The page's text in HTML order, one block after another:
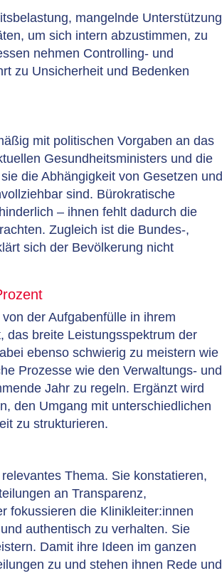
mangelnde Unterstützung
um sich intern abzustimmen, zu
nehmen Controlling- und
zu Unsicherheit und Bedenken
mit politischen Vorgaben an das
Gesundheitsministers und die
die Abhängigkeit von Gesetzen und
sind. Bürokratische
– ihnen fehlt dadurch die
Zugleich ist die Bundes-,
sich der Bevölkerung nicht
der Aufgabenfülle in ihrem
das breite Leistungsspektrum der
ebenso schwierig zu meistern wie
Prozesse wie den Verwaltungs- und
Jahr zu regeln. Ergänzt wird
den Umgang mit unterschiedlichen
zu strukturieren.
Thema. Sie konstatieren,
an Transparenz,
fokussieren die Klinikleiter:innen
authentisch zu verhalten. Sie
Damit ihre Ideen im ganzen
zu und stehen ihnen Rede und